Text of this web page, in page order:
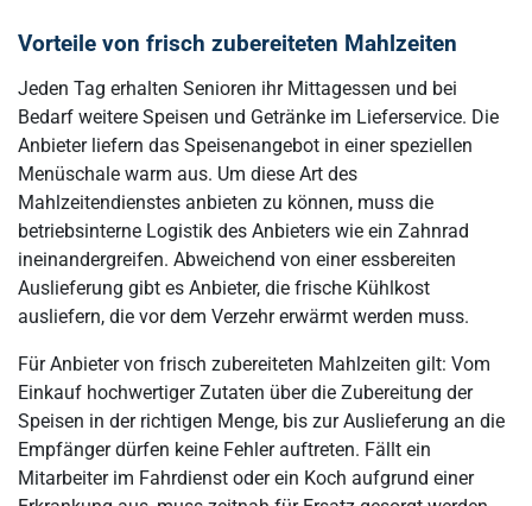
Vorteile von frisch zubereiteten Mahlzeiten
Jeden Tag erhalten Senioren ihr Mittagessen und bei
Bedarf weitere Speisen und Getränke im Lieferservice. Die
Anbieter liefern das Speisenangebot in einer speziellen
Menüschale warm aus. Um diese Art des
Mahlzeitendienstes anbieten zu können, muss die
betriebsinterne Logistik des Anbieters wie ein Zahnrad
ineinandergreifen. Abweichend von einer essbereiten
Auslieferung gibt es Anbieter, die frische Kühlkost
ausliefern, die vor dem Verzehr erwärmt werden muss.
Für Anbieter von frisch zubereiteten Mahlzeiten gilt: Vom
Einkauf hochwertiger Zutaten über die Zubereitung der
Speisen in der richtigen Menge, bis zur Auslieferung an die
Empfänger dürfen keine Fehler auftreten. Fällt ein
Mitarbeiter im Fahrdienst oder ein Koch aufgrund einer